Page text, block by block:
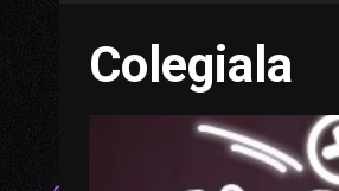
Colegiala